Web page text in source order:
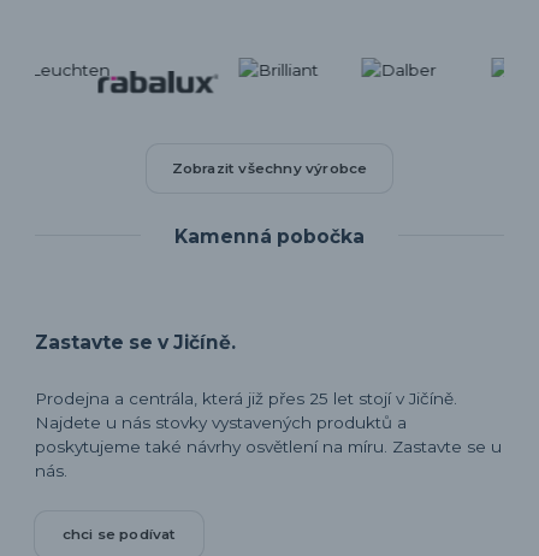
Zobrazit všechny výrobce
Kamenná pobočka
Zastavte se v Jičíně.
Prodejna a centrála, která již přes 25 let stojí v Jičíně.
Najdete u nás stovky vystavených produktů a
poskytujeme také návrhy osvětlení na míru. Zastavte se u
nás.
chci se podívat